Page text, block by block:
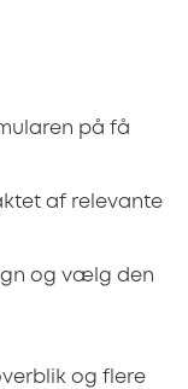
på få
af relevante
og vælg den
og flere